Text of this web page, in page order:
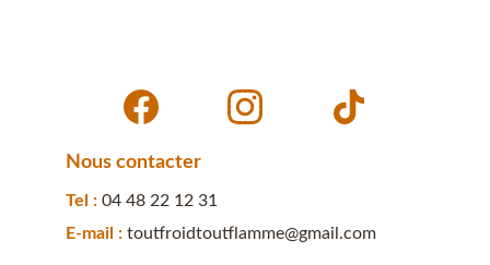
E-mail : toutfroidtoutflamme@gmail.com
Tel : 04 48 22 12 31
Nous contacter